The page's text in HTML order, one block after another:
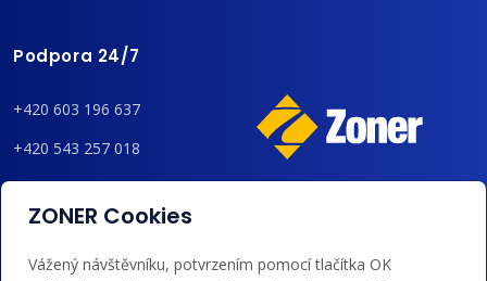
Podpora 24/7
+420 603 196 637
+420 543 257 018
admin@regzone.cz
Akceptujeme platby kartou, Google/Apple Pay,
bankovním převodem a kreditem.
ZONER Cookies
Vážený návštěvníku, potvrzením pomocí tlačítka OK